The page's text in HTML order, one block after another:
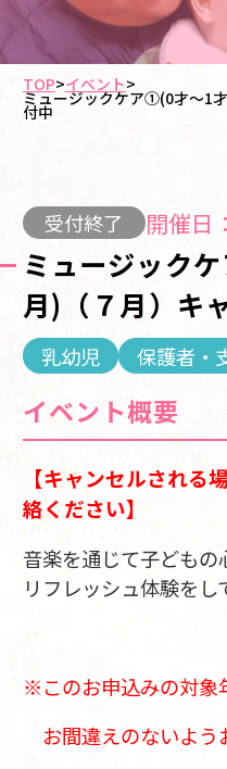
TOP>イベント>
ミュージックケア①(0才～1
付中
受付終了 開催日
ミュージック
月)（７月）キ
乳幼児 保護者・
イベント概要
【キャンセルされる
絡ください】
音楽を通じて子ども
リフレッシュ体験を
※このお申込みの対象
お間違えのないよう